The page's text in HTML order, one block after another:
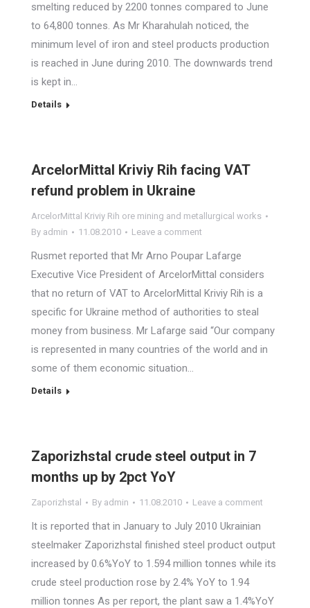
smelting reduced by 2200 tonnes compared to June
to 64,800 tonnes. As Mr Kharahulah noticed, the
minimum level of iron and steel products production
is reached in June during 2010. The downwards trend
is kept in…
Details
ArcelorMittal Kriviy Rih facing VAT
refund problem in Ukraine
ArcelorMittal Kriviy Rih ore mining and metallurgical works
By admin 11.08.2010 Leave a comment
Rusmet reported that Mr Arno Poupar Lafarge
Executive Vice President of ArcelorMittal considers
that no return of VAT to ArcelorMittal Kriviy Rih is a
specific for Ukraine method of authorities to steal
money from business. Mr Lafarge said “Our company
is represented in many countries of the world and in
some of them economic situation…
Details
Zaporizhstal crude steel output in 7
months up by 2pct YoY
Zaporizhstal By admin 11.08.2010 Leave a comment
It is reported that in January to July 2010 Ukrainian
steelmaker Zaporizhstal finished steel product output
increased by 0.6%YoY to 1.594 million tonnes while its
crude steel production rose by 2.4% YoY to 1.94
million tonnes As per report, the plant saw a 1.4%YoY